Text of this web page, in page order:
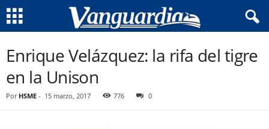
Enrique Velázquez: la rifa del tigre
en la Unison
Por HSME - 15 marzo, 2017 776 0